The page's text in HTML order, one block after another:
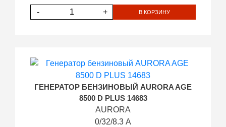
- + В КОРЗИНУ
ГЕНЕРАТОР БЕНЗИНОВЫЙ AURORA AGE
8500 D PLUS 14683
AURORA
0/32/8.3 А